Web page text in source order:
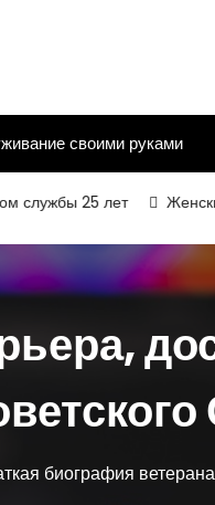
своими руками
25 лет Женские
биография